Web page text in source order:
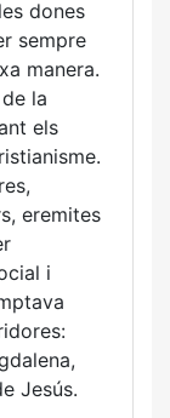
dones
sempre
manera.
la
els
eremites
i
Jesús.